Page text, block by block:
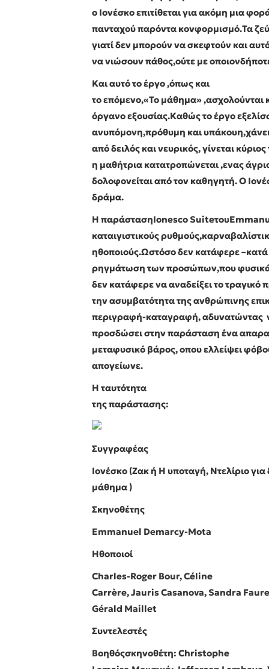
ο Ιονέσκο επιτίθεται για ακόμη μια
πανταχού παρόντα κονφορμισμό.Τα
γιατί δεν μπορούν να σκεφτούν και
να νιώσουν πάθος,ούτε με
Και αυτό το έργο ,όπως και
το επόμενο,«Το μάθημα» ,ασχολούνται
όργανο εξουσίας.Καθώς το έργο
ανυπόμονη,πρόθυμη και υπάκουη,χάνει
από δειλός και νευρικός, γίνεται
η μαθήτρια κατατροπώνεται ,ενας
δολοφονείται από τον καθηγητή. Ο
δράμα.
Η παράστασηIonescoSuiteτου
καταιγιστικούς
ηθοποιούς.Ωστόσο δεν κατάφερε
ρηγμάτωση των προσώπων,που φυσικά
δεν κατάφερε να αναδείξει το
την ασυμβατότητα της ανθρώπινης
περιγραφή-καταγραφή, αδυνατώντας
προσδώσει στην παράσταση ένα
μεταφυσικό βάρος, οπου ελλείψει
απογείωνε.
Η ταυτότητα
της παράστασης:
Συγγραφέας
Ιονέσκο (Ζακ ή Η υποταγή, Ντελίριο
μάθημα )
Σκηνοθέτης
Emmanuel Demarcy-Mota
Ηθοποιοί
Charles-Roger Bour, Céline
Carrère, Jauris Casanova, Sandra
Gérald Maillet
Συντελεστές
Βοηθόςσκηνοθέτη: Christophe